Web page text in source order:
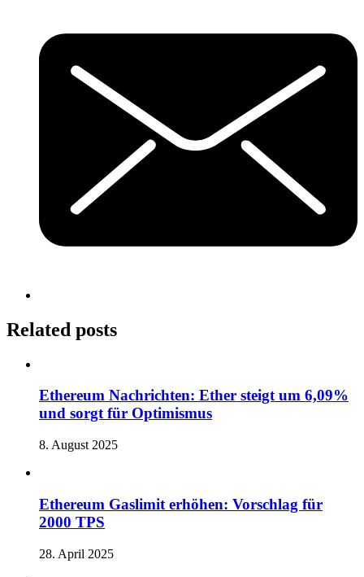
Related posts
Ethereum Nachrichten: Ether steigt um 6,09%
und sorgt für Optimismus
8. August 2025
Ethereum Gaslimit erhöhen: Vorschlag für
2000 TPS
28. April 2025